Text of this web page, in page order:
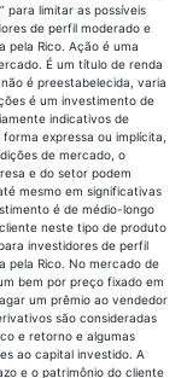
para limitar as possíveis
de perfil moderado e
pela Rico. Ação é uma
É um título de renda
é preestabelecida, varia
é um investimento de
indicativos de
expressa ou implícita,
de mercado, o
e do setor podem
mesmo em significativas
é de médio-longo
neste tipo de produto
investidores de perfil
pela Rico. No mercado de
bem por preço fixado em
um prêmio ao vendedor
são consideradas
e retorno e algumas
ao capital investido. A
e o patrimônio do cliente